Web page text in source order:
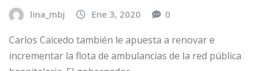
lina_mbj Ene 3, 2020 0
Carlos Caicedo también le apuesta a renovar e
incrementar la flota de ambulancias de la red pública